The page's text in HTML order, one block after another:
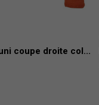
coupe droite col...